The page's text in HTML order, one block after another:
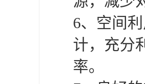
1、轻便
车棚整体
2、抗风
计，能够